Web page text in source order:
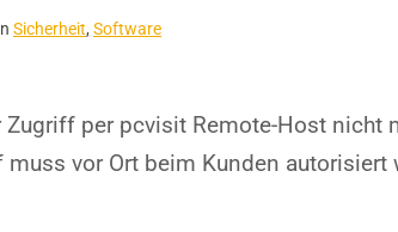
Sicherheit, Software
per pcvisit Remote-Host nicht
vor Ort beim Kunden autorisiert